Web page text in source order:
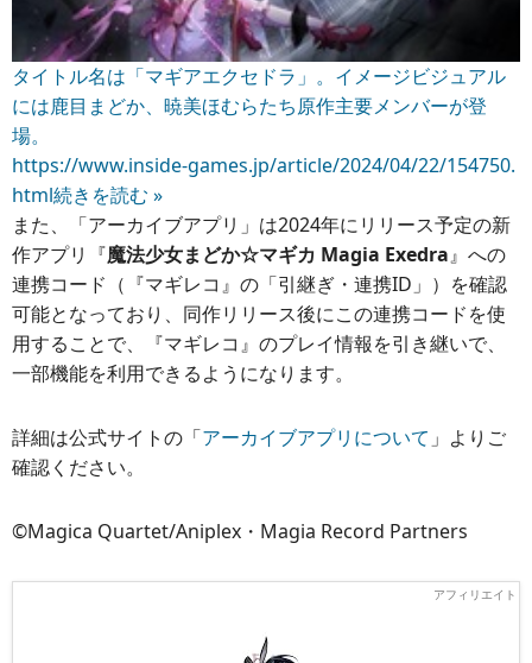
タイトル名は「マギアエクセドラ」。イメージビジュアル
には鹿目まどか、暁美ほむらたち原作主要メンバーが登
場。
https://www.inside-games.jp/article/2024/04/22/154750.
html続きを読む »
また、「アーカイブアプリ」は2024年にリリース予定の新
作アプリ『魔法少女まどか☆マギカ Magia Exedra』への
連携コード（『マギレコ』の「引継ぎ・連携ID」）を確認
可能となっており、同作リリース後にこの連携コードを使
用することで、『マギレコ』のプレイ情報を引き継いで、
一部機能を利用できるようになります。
詳細は公式サイトの「アーカイブアプリについて 」よりご
確認ください。
©Magica Quartet/Aniplex・Magia Record Partners